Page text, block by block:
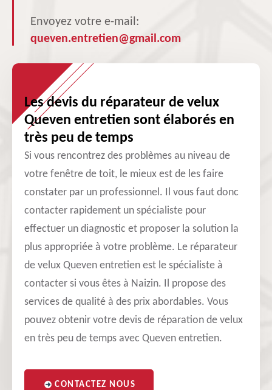
Envoyez votre e-mail:
queven.entretien@gmail.com
Les devis du réparateur de velux
Queven entretien sont élaborés en
très peu de temps
Si vous rencontrez des problèmes au niveau de
votre fenêtre de toit, le mieux est de les faire
constater par un professionnel. Il vous faut donc
contacter rapidement un spécialiste pour
effectuer un diagnostic et proposer la solution la
plus appropriée à votre problème. Le réparateur
de velux Queven entretien est le spécialiste à
contacter si vous êtes à Naizin. Il propose des
services de qualité à des prix abordables. Vous
pouvez obtenir votre devis de réparation de velux
en très peu de temps avec Queven entretien.
CONTACTEZ NOUS